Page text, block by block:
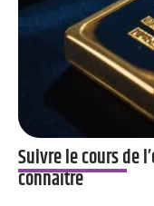
Suivre le cours de
connaître